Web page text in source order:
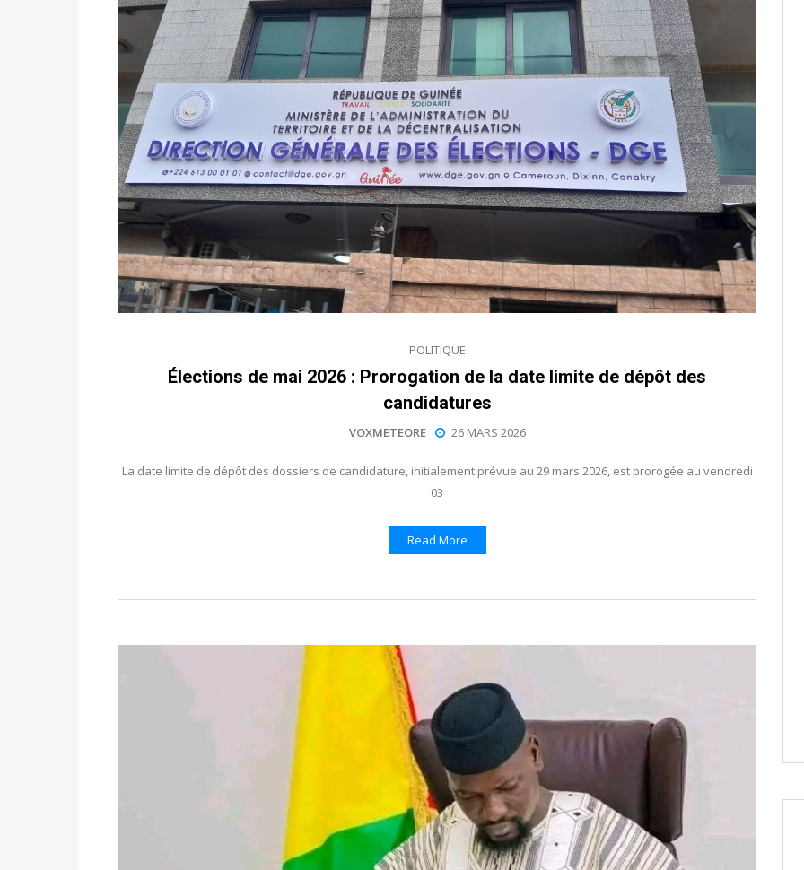
POLITIQUE
Élections de mai 2026 : Prorogation de la date limite de dépôt des
candidatures
VOXMETEORE 26 MARS 2026
La date limite de dépôt des dossiers de candidature, initialement prévue au 29 mars 2026, est prorogée au vendredi
03
Read More